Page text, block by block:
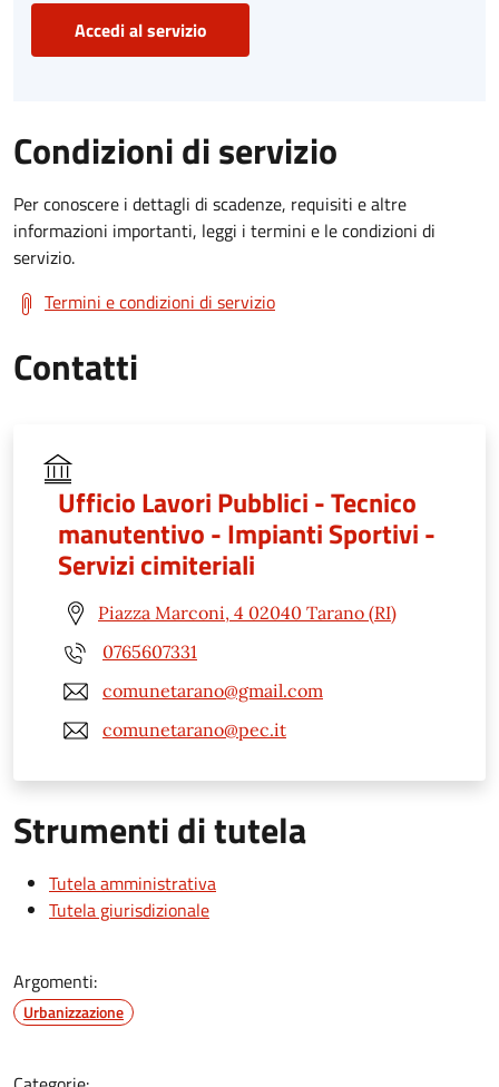
Accedi al servizio
Condizioni di servizio
Per conoscere i dettagli di scadenze, requisiti e altre
informazioni importanti, leggi i termini e le condizioni di
servizio.
Termini e condizioni di servizio
Contatti
Ufficio Lavori Pubblici - Tecnico
manutentivo - Impianti Sportivi -
Servizi cimiteriali
Piazza Marconi, 4 02040 Tarano (RI)
0765607331
comunetarano@gmail.com
comunetarano@pec.it
Strumenti di tutela
Tutela amministrativa
Tutela giurisdizionale
Argomenti:
Urbanizzazione